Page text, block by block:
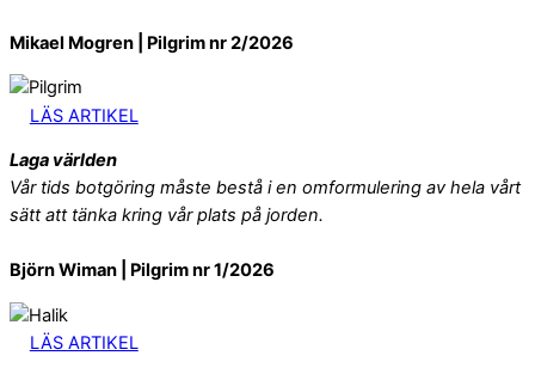
Mikael Mogren | Pilgrim nr 2/2026
LÄS ARTIKEL
Laga världen
Vår tids botgöring måste bestå i en omformulering av hela vårt
sätt att tänka kring vår plats på jorden.
Björn Wiman | Pilgrim nr 1/2026
LÄS ARTIKEL